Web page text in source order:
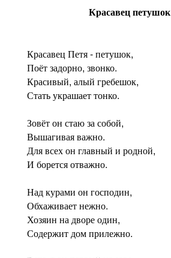
Красавец петушок
Красавец Петя - петушок,
Поёт задорно, звонко.
Красивый, алый гребешок,
Стать украшает тонко.
Зовёт он стаю за собой,
Вышагивая важно.
Для всех он главный и родной,
И борется отважно.
Над курами он господин,
Обхаживает нежно.
Хозяин на дворе один,
Содержит дом прилежно.